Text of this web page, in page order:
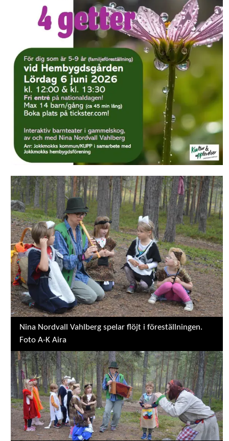
Nina Nordvall Vahlberg spelar flöjt i föreställningen.
Foto A-K Aira